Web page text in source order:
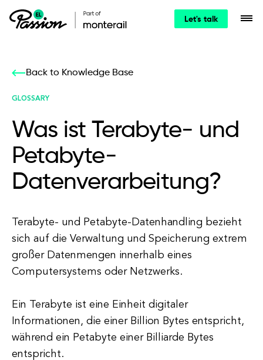
Let's talk
Back to Knowledge Base
GLOSSARY
Was ist Terabyte- und
Petabyte-
Datenverarbeitung?
Terabyte- und Petabyte-Datenhandling bezieht
sich auf die Verwaltung und Speicherung extrem
großer Datenmengen innerhalb eines
Computersystems oder Netzwerks.
Ein Terabyte ist eine Einheit digitaler
Informationen, die einer Billion Bytes entspricht,
während ein Petabyte einer Billiarde Bytes
entspricht.